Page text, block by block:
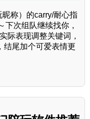
称）的carry/耐心指
下次组队继续找你，
际表现调整关键词，
结尾加个可爱表情更